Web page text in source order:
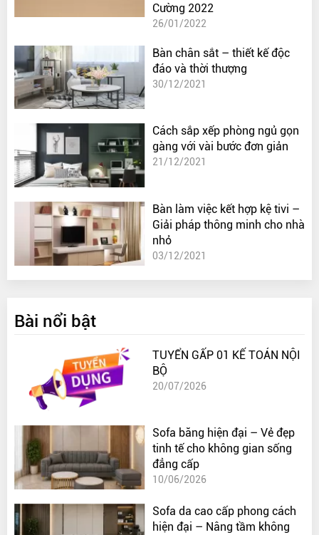
Cường 2022
26/01/2022
Bàn chân sắt – thiết kế độc
đáo và thời thượng
30/12/2021
Cách sắp xếp phòng ngủ gọn
gàng với vài bước đơn giản
21/12/2021
Bàn làm việc kết hợp kệ tivi –
Giải pháp thông minh cho nhà
nhỏ
03/12/2021
Bài nổi bật
TUYỂN GẤP 01 KẾ TOÁN NỘI
BỘ
20/07/2026
Sofa băng hiện đại – Vẻ đẹp
tinh tế cho không gian sống
đẳng cấp
10/06/2026
Sofa da cao cấp phong cách
hiện đại – Nâng tầm không